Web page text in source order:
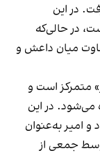
در این
در حالی‌که
میان داعش و
متمرکز است و
می‌شود. در این
امیر به‌عنوان
جمعی از